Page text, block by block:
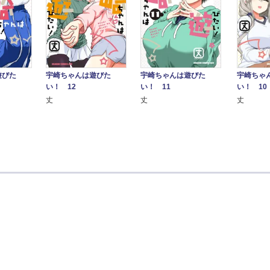
た
宇崎ちゃんは遊びた
い！ 12
丈
宇崎ちゃんは遊びた
い！ 11
丈
宇崎ちゃ
い！ 10
丈